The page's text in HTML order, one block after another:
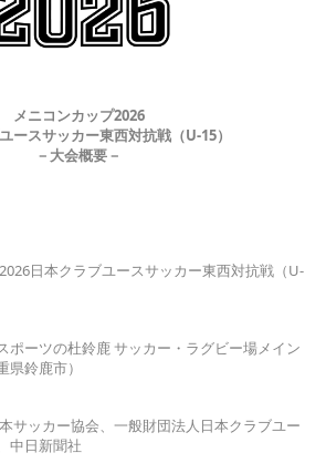
メニコンカップ2026
ースサッカー東西対抗戦（U-15）
－大会概要－
日本クラブユースサッカー東西対抗戦（U-
ポーツの杜鈴鹿 サッカー・ラグビー場メイン
県鈴鹿市）
サッカー協会、一般財団法人日本クラブユー
中日新聞社